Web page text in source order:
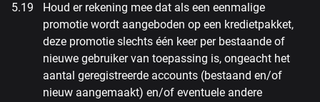
Houd er rekening mee dat als een eenmalige
promotie wordt aangeboden op een kredietpakket,
deze promotie slechts één keer per bestaande of
nieuwe gebruiker van toepassing is, ongeacht het
aantal geregistreerde accounts (bestaand en/of
nieuw aangemaakt) en/of eventuele andere